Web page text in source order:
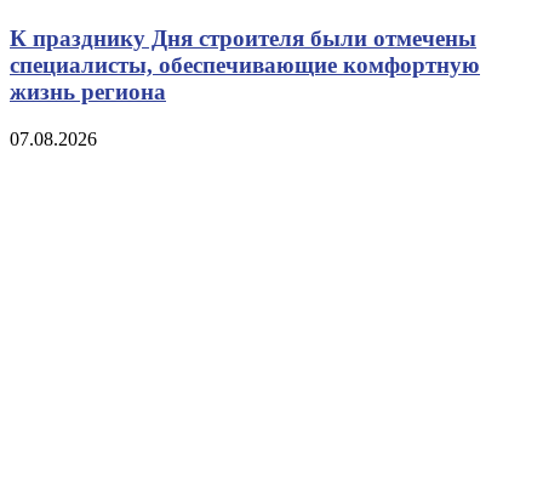
К празднику Дня строителя были отмечены
специалисты, обеспечивающие комфортную
жизнь региона
07.08.2026